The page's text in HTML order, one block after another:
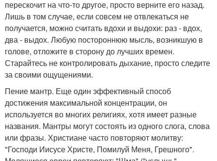
перескочит на что-то другое, просто верните его назад.
Лишь в том случае, если совсем не отвлекаться не
получается, можно считать вдохи и выдохи: раз - вдох,
два - выдох. Любую постороннюю мысль, возникшую в
голове, отложите в сторону до лучших времен.
Старайтесь не контролировать дыхание, просто следите
за своими ощущениями.
Пение мантр. Еще один эффективный способ
достижения максимальной концентрации, он
используется во многих религиях, хотя имеет разные
названия. Мантры могут состоять из одного слога, слова
или фразы. Христиане часто повторяют молитву:
"Господи Иисусе Христе, Помилуй Меня, Грешного".